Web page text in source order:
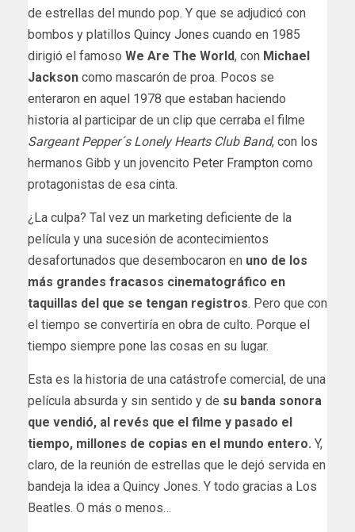
de estrellas del mundo pop. Y que se adjudicó con
bombos y platillos Quincy Jones cuando en 1985
dirigió el famoso We Are The World, con Michael
Jackson como mascarón de proa. Pocos se
enteraron en aquel 1978 que estaban haciendo
historia al participar de un clip que cerraba el filme
Sargeant Pepper´s Lonely Hearts Club Band, con los
hermanos Gibb y un jovencito Peter Frampton como
protagonistas de esa cinta.
¿La culpa? Tal vez un marketing deficiente de la
película y una sucesión de acontecimientos
desafortunados que desembocaron en uno de los
más grandes fracasos cinematográfico en
taquillas del que se tengan registros. Pero que con
el tiempo se convertiría en obra de culto. Porque el
tiempo siempre pone las cosas en su lugar.
Esta es la historia de una catástrofe comercial, de una
película absurda y sin sentido y de su banda sonora
que vendió, al revés que el filme y pasado el
tiempo, millones de copias en el mundo entero. Y,
claro, de la reunión de estrellas que le dejó servida en
bandeja la idea a Quincy Jones. Y todo gracias a Los
Beatles. O más o menos…